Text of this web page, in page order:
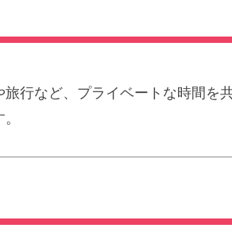
行など、プライベートな時間を共